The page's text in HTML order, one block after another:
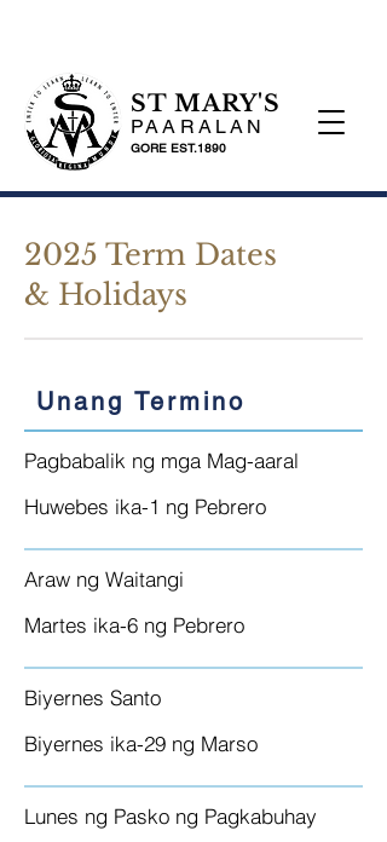
ST MARY'S
PAARALAN
GORE EST.1890
2025 Term Dates
& Holidays
Unang Termino
Pagbabalik ng mga Mag-aaral
Huwebes ika-1 ng Pebrero
Araw ng Waitangi
Martes ika-6 ng Pebrero
Biyernes Santo
Biyernes ika-29 ng Marso
Lunes ng Pasko ng Pagkabuhay